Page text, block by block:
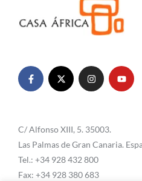
C/ Alfonso XIII, 5. 35003.
Las Palmas de Gran Canaria.
Tel.: +34 928 432 800
Fax: +34 928 380 683